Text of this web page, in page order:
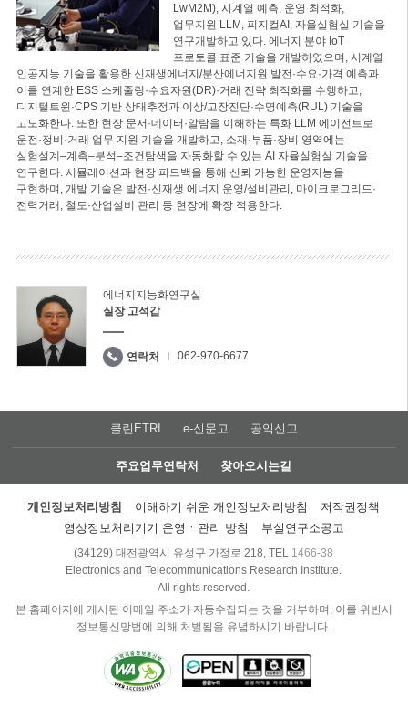
LwM2M), 시계열 예측, 운영 최적화,
업무지원 LLM, 피지컬AI, 자율실험실 기술을
연구개발하고 있다. 에너지 분야 IoT
프로토콜 표준 기술을 개발하였으며, 시계열
인공지능 기술을 활용한 신재생에너지/분산에너지원 발전·수요·가격 예측과
이를 연계한 ESS 스케줄링·수요자원(DR)·거래 전략 최적화를 수행하고,
디지털트윈·CPS 기반 상태추정과 이상/고장진단·수명예측(RUL) 기술을
고도화한다. 또한 현장 문서·데이터·알람을 이해하는 특화 LLM 에이전트로
운전·정비·거래 업무 지원 기술을 개발하고, 소재·부품·장비 영역에는
실험설계–계측–분석–조건탐색을 자동화할 수 있는 AI 자율실험실 기술을
연구한다. 시뮬레이션과 현장 피드백을 통해 신뢰 가능한 운영지능을
구현하며, 개발 기술은 발전·신재생 에너지 운영/설비관리, 마이크로그리드·
전력거래, 철도·산업설비 관리 등 현장에 확장 적용한다.
에너지지능화연구실
실장 고석갑
연락처 062-970-6677
클린ETRI e-신문고 공익신고
주요업무연락처 찾아오시는길
개인정보처리방침 이해하기 쉬운 개인정보처리방침
저작권정책
영상정보처리기기 운영ㆍ관리 방침
부설연구소공고
(34129) 대전광역시 유성구 가정로 218, TEL 1466-38
Electronics and Telecommunications Research Institute.
All rights reserved.
본 홈페이지에 게시된 이메일 주소가 자동수집되는 것을 거부하며, 이를 위반시
정보통신망법에 의해 처벌됨을 유념하시기 바랍니다.